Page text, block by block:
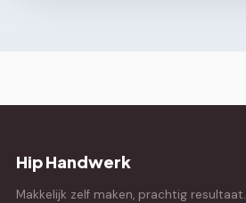
Hip Handwerk
Makkelijk zelf maken, prachtig resultaat.